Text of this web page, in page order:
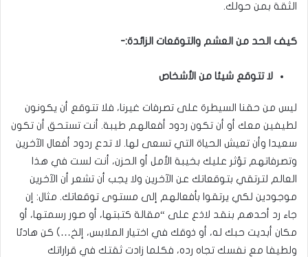
الثقة بمن حولك.
كيف الحد من العشم والتوقعات الزائدة:-
لا تتوقع شيئا من الأشخاص
ليس من حقنا السيطرة على تصرفات غيرنا، فلا تتوقع أن يكونون
لطيفين معك أو أن تكون ردود أفعالهم طيبة. أنت تستحق أن تكون
سعيدا وأن تعيش الحياة التي تسعى لها. لا تدع ردود أفعال الآخرين
وتصرفاتهم تؤثر عليك بخيبة الأمل أو الحزن، أنت لست في هذا
العالم لترتقي بتوقعاتك عن الآخرين ولا يجب أن تشعر أن الآخرين
موجودين لكي يرتقوا بأفعالهم إلى مستوى توقعاتك. مثال: إن
جاء رد أحدهم بنقد لاذع على “مقالة كتبتها، أو صور رسمتها، أو
مكان أبديت حبك له، أو ذوقك في اختيار الملابس، إلخ…) كن هادئا
ولطيفا مع نفسك تجاه رده، فكلما زادت ثقتك في قراراتك